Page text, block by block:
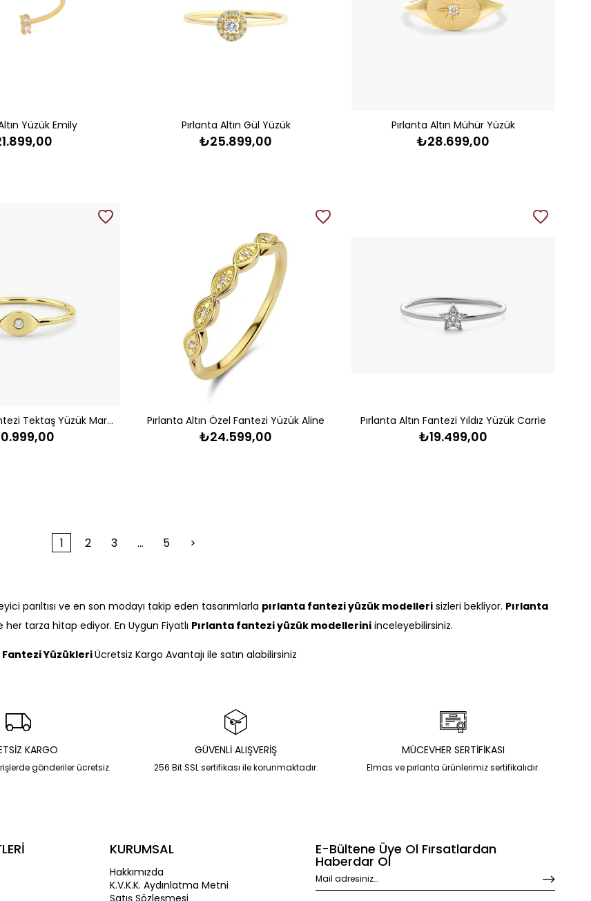
Yüzük Emily Pırlanta Altın Gül Yüzük
₺25.899,00
Pırlanta Altın Mühür Yüzük
₺28.699,00
Pırlanta Altın Fantezi Tektaş Yüzük Marla Pırlanta Altın Özel Fantezi Yüzük Aline
₺24.599,00
Pırlanta Altın Fantezi Yıldız Yüzük Carrie
₺19.499,00
1 2 3 ... 5 >
parıltısı ve en son modayı takip eden tasarımlarla pırlanta fantezi yüzük modellerisizleri bekliyor. Pırlanta
tarza hitap ediyor. En Uygun Fiyatlı Pırlanta fantezi yüzük modellerini inceleyebilirsiniz.
Fantezi YüzükleriÜcretsiz Kargo Avantajı ile satın alabilirsiniz
KARGO
gönderiler ücretsiz.
GÜVENLİ ALIŞVERİŞ
256 Bit SSL sertifikası ile korunmaktadır.
MÜCEVHER SERTİFİKASI
Elmas ve pırlanta ürünlerimiz sertifikalıdır.
KURUMSAL
Hakkımızda
K.V.K.K. Aydınlatma Metni
Satış Sözleşmesi
E-Bültene Üye Ol Fırsatlardan
Haberdar Ol